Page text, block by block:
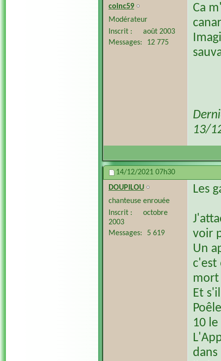
coinc59
Modérateur
Inscrit
août 2003
Messages
12 775
Ca
13/
14/12/2021 07h30
DOUPILOU
chanteuse enrouée
Inscrit
octobre
2003
Messages
5 619
Les
voir
Un
c'est
mort
Et
10